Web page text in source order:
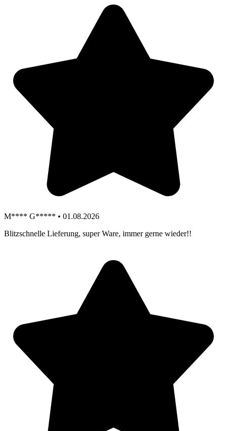
M**** G***** • 01.08.2026
Blitzschnelle Lieferung, super Ware, immer gerne wieder!!